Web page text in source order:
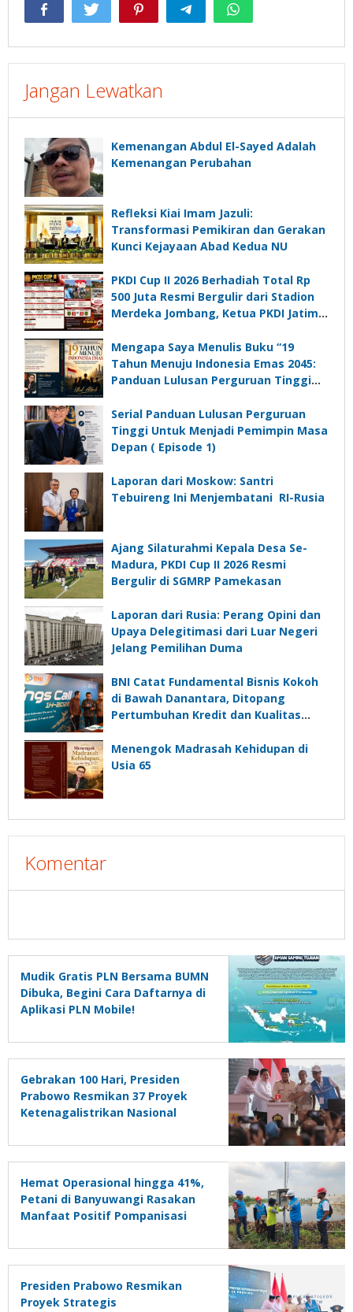
Jangan Lewatkan
Kemenangan Abdul El-Sayed Adalah
Kemenangan Perubahan
Refleksi Kiai Imam Jazuli:
Transformasi Pemikiran dan Gerakan
Kunci Kejayaan Abad Kedua NU
PKDI Cup II 2026 Berhadiah Total Rp
500 Juta Resmi Bergulir dari Stadion
Merdeka Jombang, Ketua PKDI Jatim:
Komunikasi Kades untuk Memajukan
Desa
Mengapa Saya Menulis Buku “19
Tahun Menuju Indonesia Emas 2045:
Panduan Lulusan Perguruan Tinggi
Depan”?
Serial Panduan Lulusan Perguruan
Tinggi Untuk Menjadi Pemimpin Masa
Depan ( Episode 1)
Laporan dari Moskow: Santri
Tebuireng Ini Menjembatani RI-Rusia
Ajang Silaturahmi Kepala Desa Se-
Madura, PKDI Cup II 2026 Resmi
Bergulir di SGMRP Pamekasan
Laporan dari Rusia: Perang Opini dan
Upaya Delegitimasi dari Luar Negeri
Jelang Pemilihan Duma
BNI Catat Fundamental Bisnis Kokoh
di Bawah Danantara, Ditopang
Pertumbuhan Kredit dan Kualitas
Menengok Madrasah Kehidupan di
Usia 65
Komentar
Mudik Gratis PLN Bersama BUMN
Dibuka, Begini Cara Daftarnya di
Aplikasi PLN Mobile!
Gebrakan 100 Hari, Presiden
Prabowo Resmikan 37 Proyek
Ketenagalistrikan Nasional
Target Pertumbuhan Ekonomi 8
Persen
Hemat Operasional hingga 41%,
Petani di Banyuwangi Rasakan
Manfaat Positif Pompanisasi
Presiden Prabowo Resmikan
Proyek Strategis